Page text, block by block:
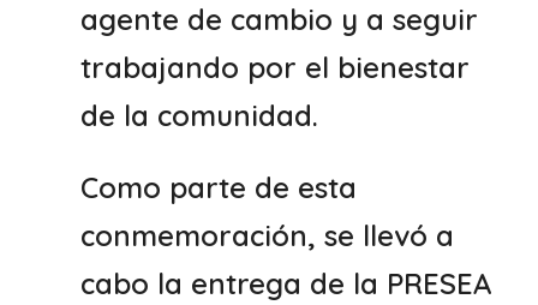
agente de cambio y a seguir
trabajando por el bienestar
de la comunidad.
Como parte de esta
conmemoración, se llevó a
cabo la entrega de la PRESEA